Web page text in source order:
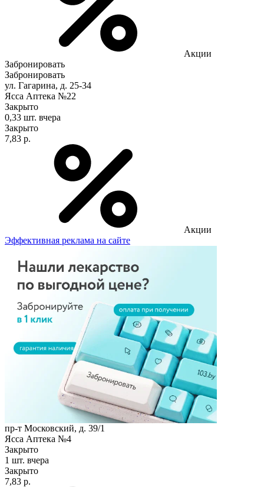
Акции
Забронировать
Забронировать
ул. Гагарина, д. 25-34
Ясса Аптека №22
Закрыто
0,33 шт. вчера
Закрыто
7,83 р.
Акции
Эффективная реклама на сайте
пр-т Московский, д. 39/1
Ясса Аптека №4
Закрыто
1 шт. вчера
Закрыто
7,83 р.